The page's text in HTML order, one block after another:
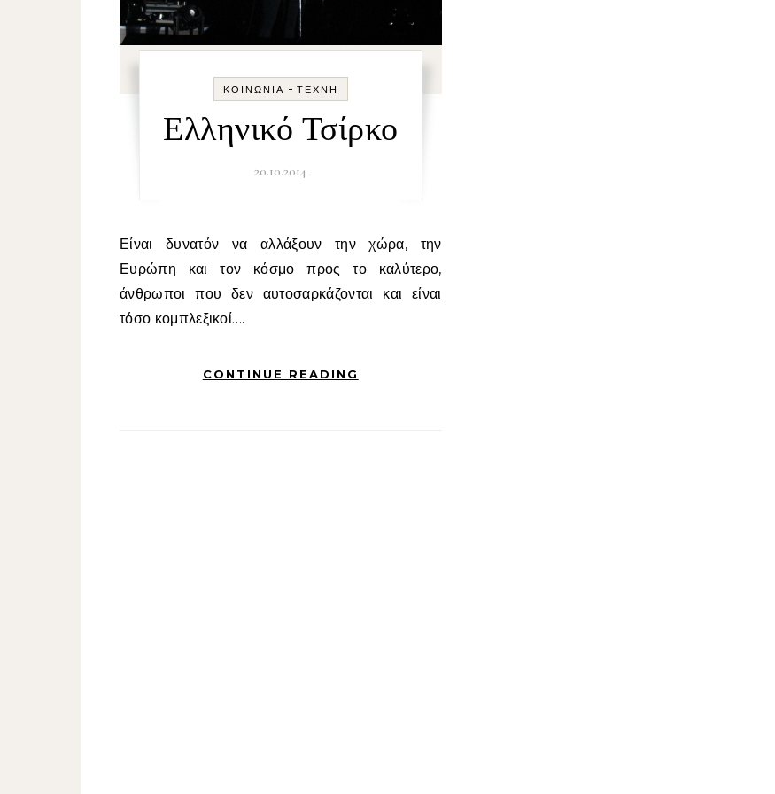
ΚΟΙΝΩΝΊΑ - ΤΈΧΝΗ
Ελληνικό Τσίρκο
20.10.2014
Είναι δυνατόν να αλλάξουν την χώρα, την
Ευρώπη και τον κόσμο προς το καλύτερο,
άνθρωποι που δεν αυτοσαρκάζονται και είναι
τόσο κομπλεξικοί….
CONTINUE READING